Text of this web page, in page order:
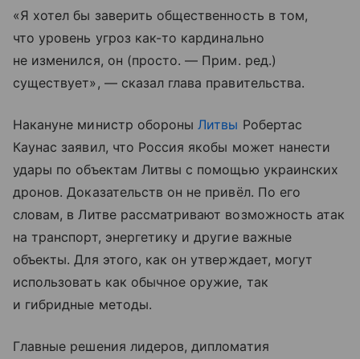
«Я хотел бы заверить общественность в том,
что уровень угроз как-то кардинально
не изменился, он (просто. — Прим. ред.)
существует», — сказал глава правительства.
Накануне министр обороныЛитвы Робертас
Каунас заявил, что Россия якобы может нанести
удары по объектам Литвы с помощью украинских
дронов. Доказательств он не привёл. По его
словам, в Литве рассматривают возможность атак
на транспорт, энергетику и другие важные
объекты. Для этого, как он утверждает, могут
использовать как обычное оружие, так
и гибридные методы.
Главные решения лидеров, дипломатия